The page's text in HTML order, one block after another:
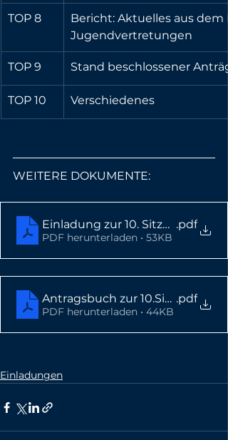
TOP 8
Bericht: Aktuelles aus
Jugendvertretungen
TOP 9 Stand beschlossener
TOP 10 Verschiedenes
WEITERE DOKUMENTE:
Einladung zur 10. Sitzung.pdf
PDF herunterladen • 53KB
Antragsbuch zur 10.Sitzung
.pdf
PDF herunterladen • 44KB
Einladungen